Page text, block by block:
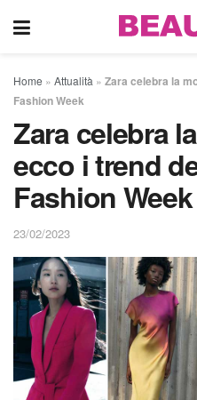
Home » Attualità » Zara celebra la
Fashion Week
Zara celebra
ecco i trend
Fashion Week
23/02/2023